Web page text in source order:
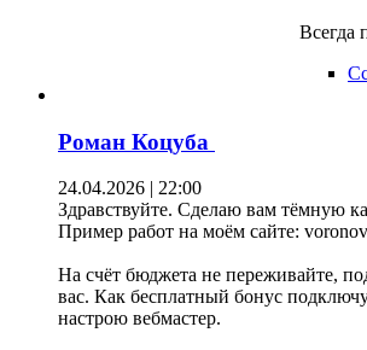
Всегда
Роман Коцуба
24.04.2026 | 22:00
Здравствуйте. Сделаю вам тёмную
Пример работ на моём сайте:
На счёт бюджета не переживайте,
вас. Как бесплатный бонус
настрою вебмастер.